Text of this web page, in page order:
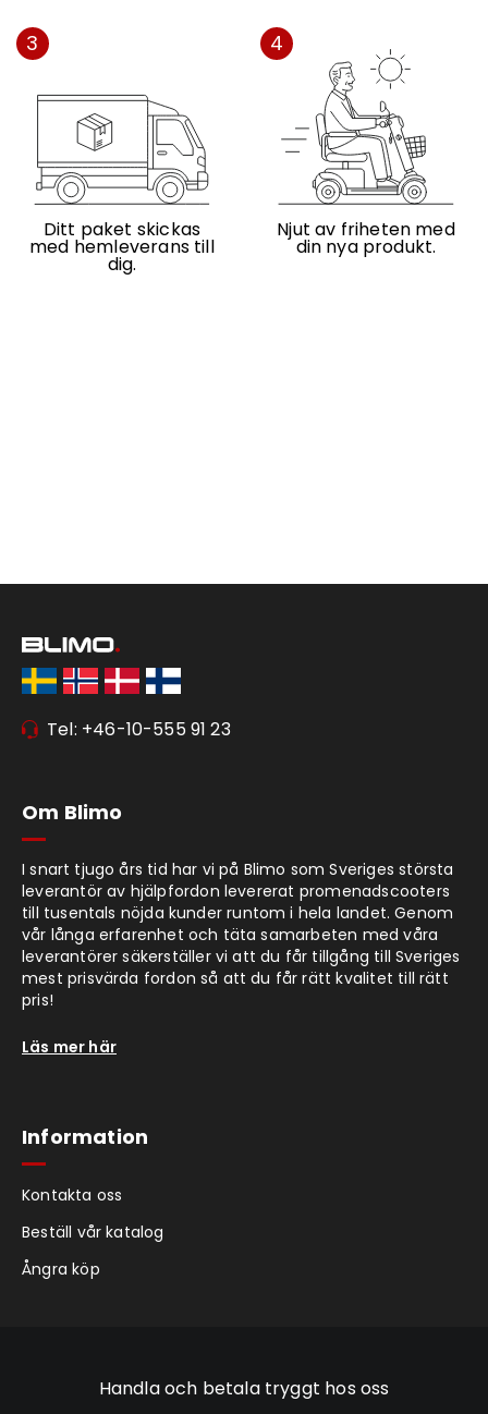
3
Ditt paket skickas
med hemleverans till
dig.
4
Njut av friheten med
din nya produkt.
Tel: +46-10-555 91 23
Om Blimo
I snart tjugo års tid har vi på Blimo som Sveriges största
leverantör av hjälpfordon levererat promenadscooters
till tusentals nöjda kunder runtom i hela landet. Genom
vår långa erfarenhet och täta samarbeten med våra
leverantörer säkerställer vi att du får tillgång till Sveriges
mest prisvärda fordon så att du får rätt kvalitet till rätt
pris!
Läs mer här
Information
Kontakta oss
Beställ vår katalog
Ångra köp
Handla och betala tryggt hos oss